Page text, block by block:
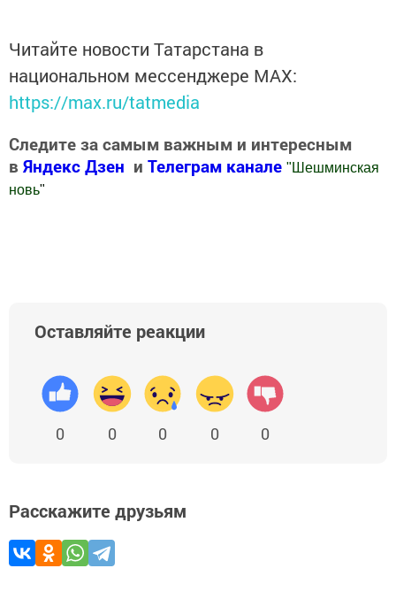
Читайте новости Татарстана в
национальном мессенджере MАХ:
https://max.ru/tatmedia
Следите за самым важным и интересным
в Яндекс Дзен и Телеграм канале " Шешминская
новь"
Оставляйте реакции
0 0 0 0 0
Расскажите друзьям